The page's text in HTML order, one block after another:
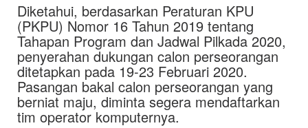
Diketahui, berdasarkan Peraturan KPU
(PKPU) Nomor 16 Tahun 2019 tentang
Tahapan Program dan Jadwal Pilkada 2020,
penyerahan dukungan calon perseorangan
ditetapkan pada 19-23 Februari 2020.
Pasangan bakal calon perseorangan yang
berniat maju, diminta segera mendaftarkan
tim operator komputernya.